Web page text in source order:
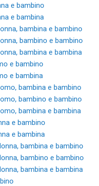
e bambino
e bambina
bambina e bambino
bambino e bambino
bambina e bambina
e bambino
e bambina
bambina e bambino
bambino e bambino
bambina e bambina
e bambino
e bambina
bambina e bambino
bambino e bambino
bambina e bambina